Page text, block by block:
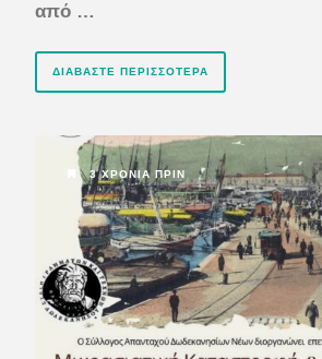
από …
ΔΙΑΒΆΣΤΕ ΠΕΡΙΣΣΌΤΕΡΑ
3 ΧΡΌΝΙΑ ΠΡΙΝ